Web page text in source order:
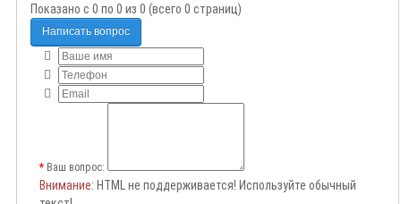
Показано с 0 по 0 из 0 (всего 0 страниц)
Написать вопрос
Ваш вопрос:
Внимание: HTML не поддерживается! Используйте обычный